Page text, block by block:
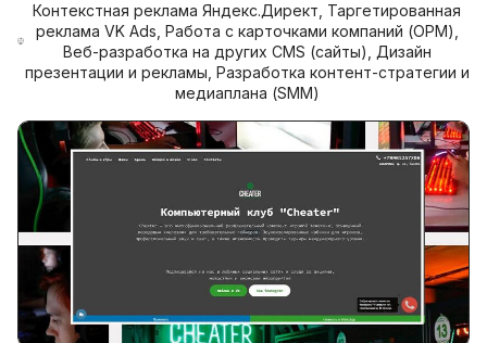
Контекстная реклама Яндекс.Директ, Таргетированная
реклама VK Ads, Работа с карточками компаний (ОРМ),
Веб-разработка на других CMS (сайты), Дизайн
презентации и рекламы, Разработка контент-стратегии и
медиаплана (SMM)